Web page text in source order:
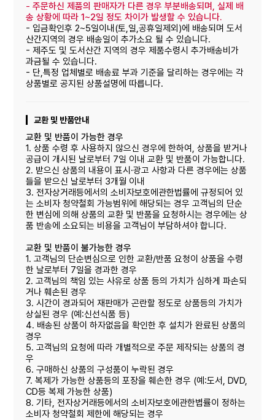
-주문하신 제품의 판매자가 다른 경우 부분배송되며, 실제 배
송 상황에 따라 1~2일 정도 차이가 발생할 수 있습니다.
- 입금확인후 2~5일이내(토,일,공휴일제외)에 배송되며 도서
산간지역의 경우 배송일이 추가소요 될 수 있습니다.
- 제주도 및 도서산간 지역의 경우 제품수령시 추가배송비가
과금될 수 있습니다.
- 단,특정 업체별로 배송료 부과 기준을 달리하는 경우에는 각
상품별로 공지된 상품설명에 따릅니다.
교환 및 반품안내
교환 및 반품이 가능한 경우
1. 상품 수령 후 사용하지 않으신 경우에 한하여, 상품을 받거나
공급이 개시된 날로부터 7일 이내 교환 및 반품이 가능합니다.
2. 받으신 상품의 내용이 표시·광고 사항과 다른 경우에는 상품
들을 받으신 날로부터 3개월 이내
3. 전자상거래등에서의 소비자보호에관한법률에 규정되어 있
는 소비자 청약철회 가능범위에 해당되는 경우 고객님의 단순
한 변심에 의해 상품의 교환 및 반품을 요청하시는 경우에는 상
품 반송에 소요되는 비용을 고객님이 부담하셔야 합니다.
교환 및 반품이 불가능한 경우
1. 고객님의 단순변심으로 인한 교환/반품 요청이 상품을 수령
한 날로부터 7일을 경과한 경우
2. 고객님의 책임 있는 사유로 상품 등의 가치가 심하게 파손되
거나 훼손된 경우
3. 시간이 경과되어 재판매가 곤란할 정도로 상품등의 가치가
상실된 경우 (예:신선식품 등)
4. 배송된 상품이 하자없음을 확인한 후 설치가 완료된 상품의
경우
5. 고객님의 요청에 따라 개별적으로 주문 제작되는 상품의 경
우
6. 구매하신 상품의 구성품이 누락된 경우
7. 복제가 가능한 상품등의 포장을 훼손한 경우 (예:도서, DVD,
CD등 복제 가능한 상품)
8. 기타, 전자상거래등에서의 소비자보호에관한볍률이 정하는
소비자 청약철회 제한에 해당되는 경우